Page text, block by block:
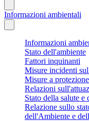
Informazioni ambientali
Informazioni
Stato dell'ambiente
Fattori inquinanti
Misure incidenti
Misure a
Relazioni
Stato della salute e
Relazione sullo
dell'Ambiente e